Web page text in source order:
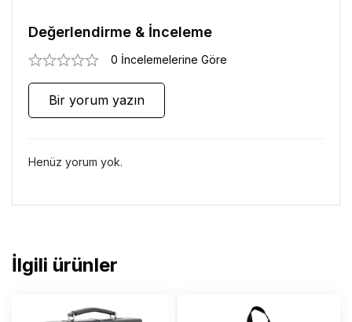
Değerlendirme & İnceleme
0 İncelemelerine Göre
Bir yorum yazın
Henüz yorum yok.
İlgili ürünler